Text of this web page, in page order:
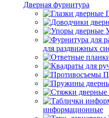
Дверная фурнитура
для раздвижных
информационные